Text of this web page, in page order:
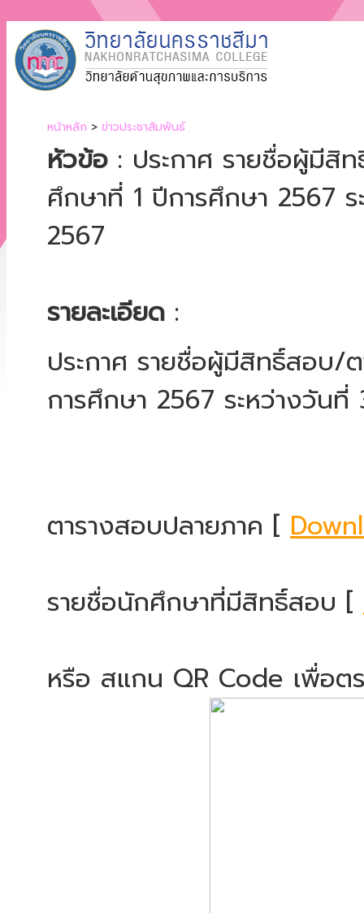
หน้าหลัก > ข่าวประชาสัมพันธ์
หัวข้อ : ประกาศ รายชื่อผู้มีสิ
ศึกษาที่ 1 ปีการศึกษา 2567
2567
รายละเอียด :
ประกาศ รายชื่อผู้มีสิทธิ์สอบ/
การศึกษา 2567 ระหว่างวัน
ตารางสอบปลายภาค [
รายชื่อนักศึกษาที่มีสิทธิ์สอบ [
หรือ สแกน QR Code เพื่อต